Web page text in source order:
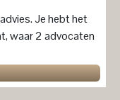
Je hebt het
waar 2 advocaten